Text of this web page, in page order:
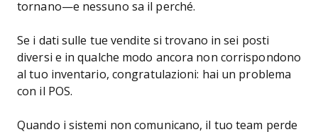
tornano—e nessuno sa il perché.
Se i dati sulle tue vendite si trovano in sei posti
diversi e in qualche modo ancora non corrispondono
al tuo inventario, congratulazioni: hai un problema
con il POS.
Quando i sistemi non comunicano, il tuo team perde